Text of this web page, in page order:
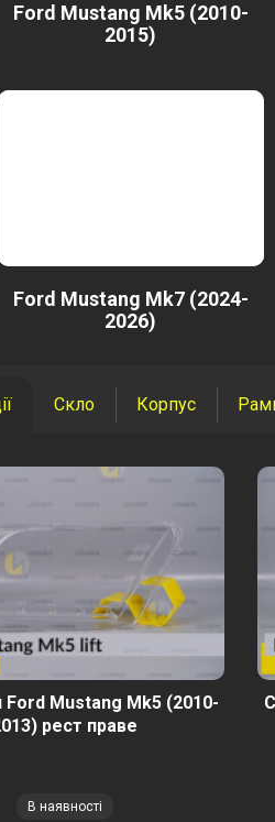
Ford Mustang Mk5 (2010-
2015)
Ford Mustang Mk7 (2024-
2026)
Скло Корпус
Mustang Mk5 (2010-
рест праве
В наявності